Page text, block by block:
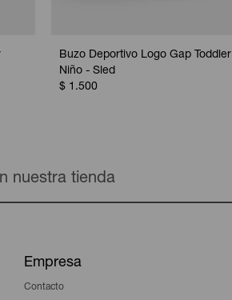
Buzo Deportivo Logo Gap Toddler
Niño - Sled
$ 1.500
nuestra tienda
Empresa
Contacto